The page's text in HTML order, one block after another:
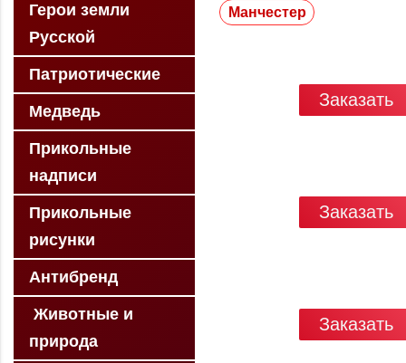
Герои земли
Русской
Патриотические
Медведь
Прикольные
надписи
Прикольные
рисунки
Антибренд
Животные и
природа
Манчестер
Заказать
Заказать
Заказать